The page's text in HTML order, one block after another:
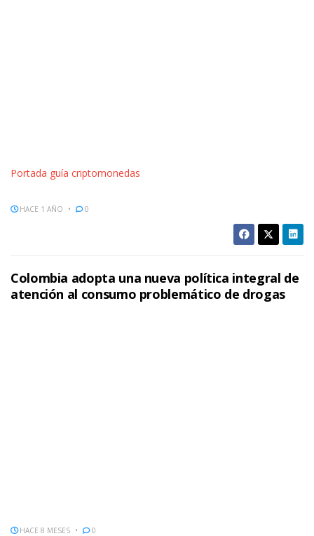
Portada guía criptomonedas
HACE 1 AÑO 0
Colombia adopta una nueva política integral de
atención al consumo problemático de drogas
HACE 8 MESES 0